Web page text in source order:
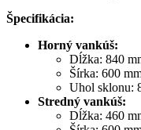
Špecifikácia:
Horný vankúš:
Dĺžka: 840
Šírka: 600
Uhol sklonu:
Stredný vankúš:
Dĺžka: 460